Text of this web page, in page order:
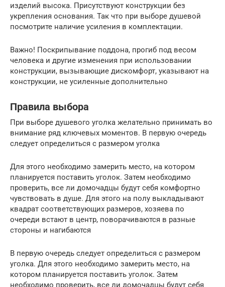
изделий высока. Присутствуют конструкции без
укрепления основания. Так что при выборе душевой
посмотрите наличие усиления в комплектации.
Важно! Поскрипывание поддона, прогиб под весом
человека и другие изменения при использовании
конструкции, вызывающие дискомфорт, указывают на
конструкции, не усиленные дополнительно
Правила выбора
При выборе душевого уголка желательно принимать во
внимание ряд ключевых моментов. В первую очередь
следует определиться с размером уголка
Для этого необходимо замерить место, на котором
планируется поставить уголок. Затем необходимо
проверить, все ли домочадцы будут себя комфортно
чувствовать в душе. Для этого на полу выкладывают
квадрат соответствующих размеров, хозяева по
очереди встают в центр, поворачиваются в разные
стороны и нагибаются
В первую очередь следует определиться с размером
уголка. Для этого необходимо замерить место, на
котором планируется поставить уголок. Затем
необходимо проверить, все ли домочадцы будут себя